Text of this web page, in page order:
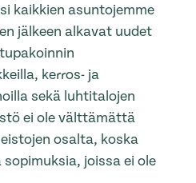
kaikkien asuntojemme
jälkeen alkavat uudet
kerros- ja
sekä luhtitalojen
ei ole välttämättä
osalta, koska
joissa ei ole